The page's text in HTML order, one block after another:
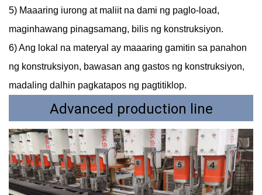
5) Maaaring iurong at maliit na dami ng paglo-load,
maginhawang pinagsamang, bilis ng konstruksiyon.
6) Ang lokal na materyal ay maaaring gamitin sa panahon
ng konstruksiyon, bawasan ang gastos ng konstruksiyon,
madaling dalhin pagkatapos ng pagtitiklop.
Advanced production line